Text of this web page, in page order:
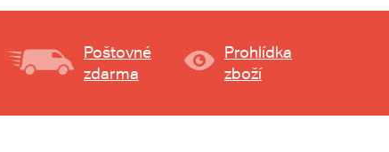
Poštovné
zdarma
Prohlídka
zboží